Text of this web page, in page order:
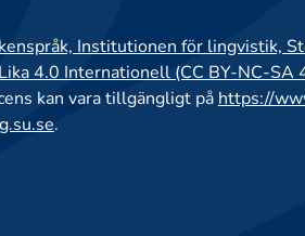
Institutionen för lingvistik,
4.0 Internationell (CC BY-NC-SA
kan vara tillgängligt på https://
.